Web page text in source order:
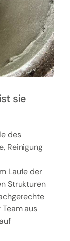
sie
des
Reinigung
Laufe der
Strukturen
aus